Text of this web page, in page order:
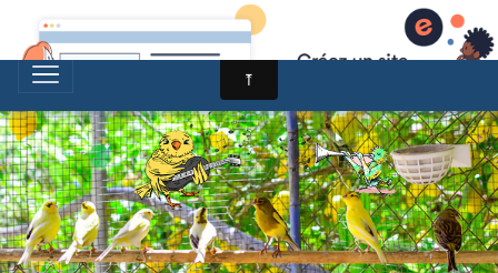
CLUB CANARIS HARZ COTE D'OPALE